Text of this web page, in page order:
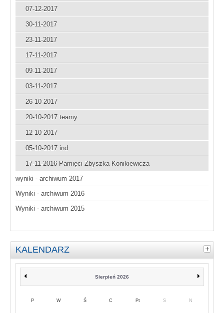
07-12-2017
30-11-2017
23-11-2017
17-11-2017
09-11-2017
03-11-2017
26-10-2017
20-10-2017 teamy
12-10-2017
05-10-2017 ind
17-11-2016 Pamięci Zbyszka Konikiewicza
wyniki - archiwum 2017
Wyniki - archiwum 2016
Wyniki - archiwum 2015
KALENDARZ
Sierpień 2026
P W Ś C Pt S N